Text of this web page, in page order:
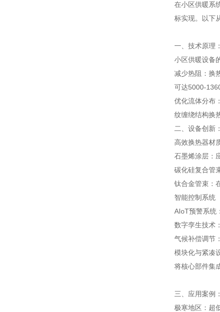
在小区供暖系
标实现。以下
一、技术原理
小区供暖设备
减少热阻：换
可达5000-
优化流体分布
纹缠绕结构换
二、设备创新
高效换热器材
石墨烯涂层：
碳化硅复合管
钛合金管束：
智能控制系统
AIoT预警系统
数字孪生技术
气候补偿调节
模块化与紧凑
将核心部件集
三、应用案例
极寒地区：超